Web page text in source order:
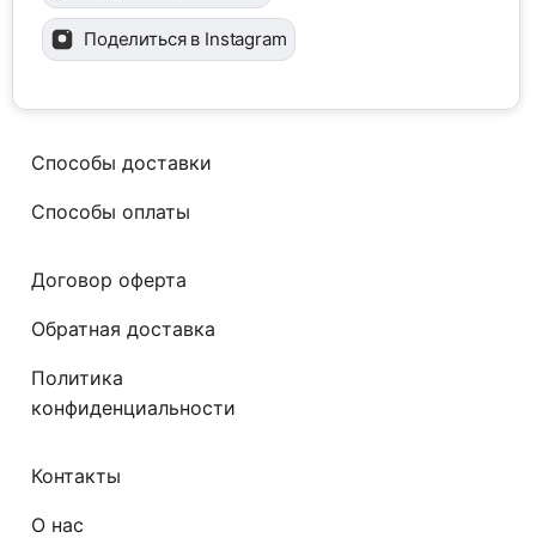
Поделиться в Instagram
Способы доставки
Способы оплаты
Договор оферта
Обратная доставка
Политика
конфиденциальности
Контакты
О нас